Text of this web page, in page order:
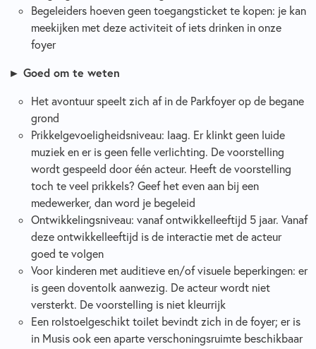
Begeleiders hoeven geen toegangsticket te kopen: je kan
meekijken met deze activiteit of iets drinken in onze
foyer
► Goed om te weten
Het avontuur speelt zich af in de Parkfoyer op de begane
grond
Prikkelgevoeligheidsniveau: laag. Er klinkt geen luide
muziek en er is geen felle verlichting. De voorstelling
wordt gespeeld door één acteur. Heeft de voorstelling
toch te veel prikkels? Geef het even aan bij een
medewerker, dan word je begeleid
Ontwikkelingsniveau: vanaf ontwikkelleeftijd 5 jaar. Vanaf
deze ontwikkelleeftijd is de interactie met de acteur
goed te volgen
Voor kinderen met auditieve en/of visuele beperkingen: er
is geen doventolk aanwezig. De acteur wordt niet
versterkt. De voorstelling is niet kleurrijk
Een rolstoelgeschikt toilet bevindt zich in de foyer; er is
in Musis ook een aparte verschoningsruimte beschikbaar